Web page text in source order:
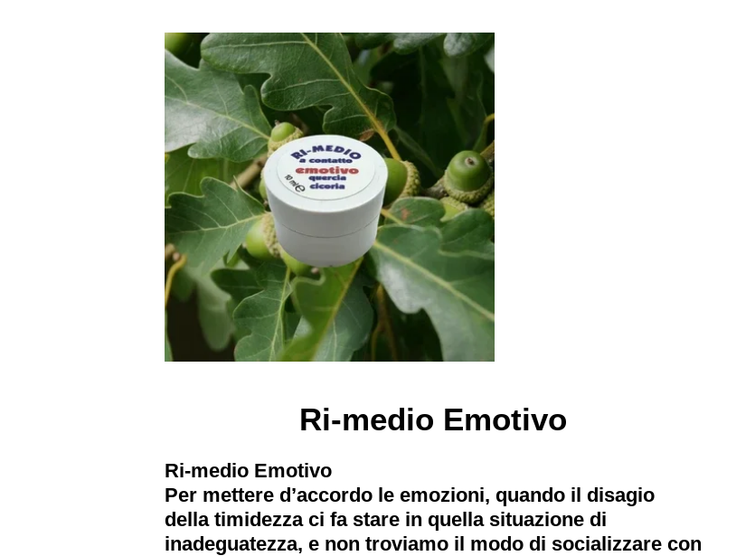
Ri-medio Emotivo
Ri-medio Emotivo
Per mettere d’accordo le emozioni, quando il disagio
della timidezza ci fa stare in quella situazione di
inadeguatezza, e non troviamo il modo di socializzare con